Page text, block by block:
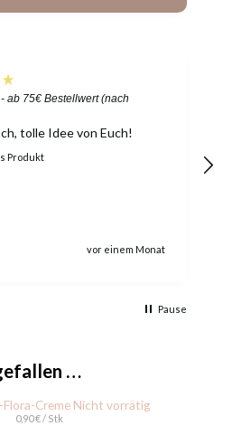
ab 75€ Bestellwert (nach
tolle Idee von Euch!
Produkt
vor einem Monat
Pause
…
Nicht vorrätig
0,90€/ Stk